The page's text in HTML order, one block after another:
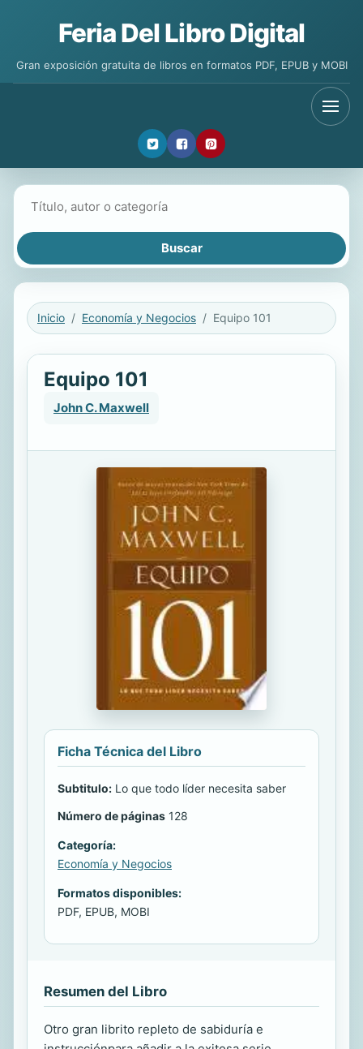
Feria Del Libro Digital
Gran exposición gratuita de libros en formatos PDF, EPUB y MOBI
Inicio Economía y Negocios Equipo 101
Equipo 101
John C. Maxwell
Ficha Técnica del Libro
Subtitulo: Lo que todo líder necesita saber
Número de páginas 128
Categoría:
Economía y Negocios
Formatos disponibles:
PDF, EPUB, MOBI
Resumen del Libro
Otro gran librito repleto de sabiduría e